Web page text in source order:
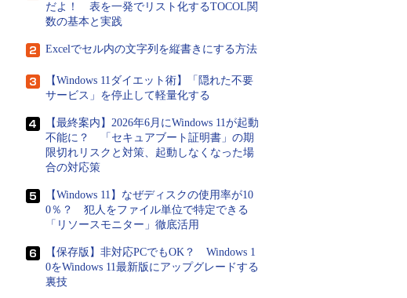
だよ！ 表を一発でリスト化するTOCOL関
数の基本と実践
Excelでセル内の文字列を縦書きにする方法
【Windows 11ダイエット術】「隠れた不要
サービス」を停止して軽量化する
【最終案内】2026年6月にWindows 11が起動
不能に？ 「セキュアブート証明書」の期
限切れリスクと対策、起動しなくなった場
合の対応策
【Windows 11】なぜディスクの使用率が10
0％？ 犯人をファイル単位で特定できる
「リソースモニター」徹底活用
【保存版】非対応PCでもOK？ Windows 1
0をWindows 11最新版にアップグレードする
裏技